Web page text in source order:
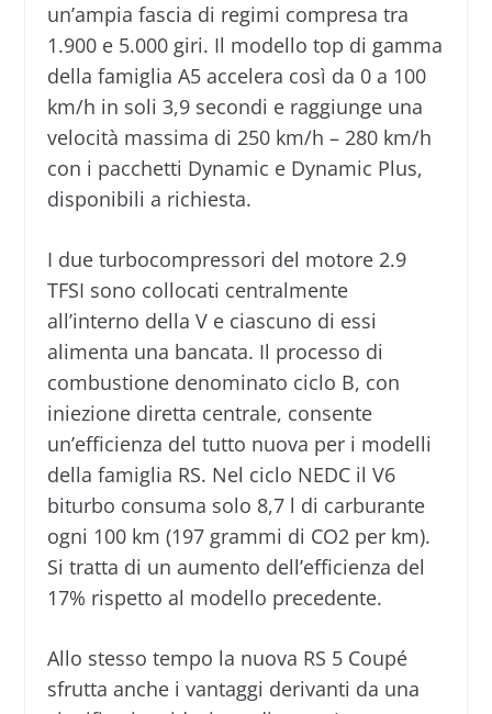
un’ampia fascia di regimi compresa tra
1.900 e 5.000 giri. Il modello top di gamma
della famiglia A5 accelera così da 0 a 100
km/h in soli 3,9 secondi e raggiunge una
velocità massima di 250 km/h – 280 km/h
con i pacchetti Dynamic e Dynamic Plus,
disponibili a richiesta.
I due turbocompressori del motore 2.9
TFSI sono collocati centralmente
all’interno della V e ciascuno di essi
alimenta una bancata. Il processo di
combustione denominato ciclo B, con
iniezione diretta centrale, consente
un’efficienza del tutto nuova per i modelli
della famiglia RS. Nel ciclo NEDC il V6
biturbo consuma solo 8,7 l di carburante
ogni 100 km (197 grammi di CO2 per km).
Si tratta di un aumento dell’efficienza del
17% rispetto al modello precedente.
Allo stesso tempo la nuova RS 5 Coupé
sfrutta anche i vantaggi derivanti da una